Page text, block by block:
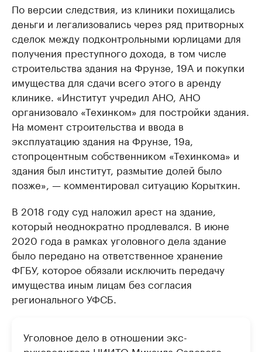
По версии следствия, из клиники похищались
деньги и легализовались через ряд притворных
сделок между подконтрольными юрлицами для
получения преступного дохода, в том числе
строительства здания на Фрунзе, 19А и покупки
имущества для сдачи всего этого в аренду
клинике. «Институт учредил АНО, АНО
организовало «Техинком» для постройки здания.
На момент строительства и ввода в
эксплуатацию здания на Фрунзе, 19а,
стопроцентным собственником «Техинкома» и
здания был институт, размытие долей было
позже», — комментировал ситуацию Корыткин.
В 2018 году суд наложил арест на здание,
который неоднократно продлевался. В июне
2020 года в рамках уголовного дела здание
было передано на ответственное хранение
ФГБУ, которое обязали исключить передачу
имущества иным лицам без согласия
регионального УФСБ.
Уголовное дело в отношении экс-